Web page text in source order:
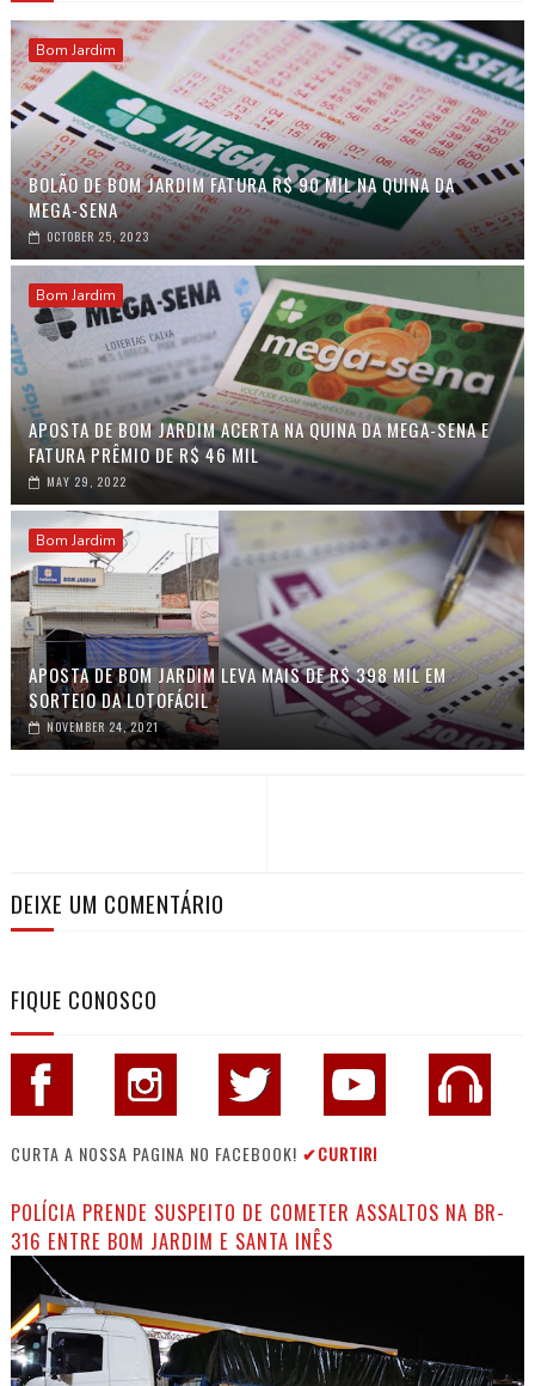
Bom Jardim
BOLÃO DE BOM JARDIM FATURA R$ 90 MIL NA QUINA DA
MEGA-SENA
OCTOBER 25, 2023
Bom Jardim
APOSTA DE BOM JARDIM ACERTA NA QUINA DA MEGA-SENA E
FATURA PRÊMIO DE R$ 46 MIL
MAY 29, 2022
Bom Jardim
APOSTA DE BOM JARDIM LEVA MAIS DE R$ 398 MIL EM
SORTEIO DA LOTOFÁCIL
NOVEMBER 24, 2021
DEIXE UM COMENTÁRIO
FIQUE CONOSCO
CURTA A NOSSA PAGINA NO FACEBOOK! ✔CURTIR!
POLÍCIA PRENDE SUSPEITO DE COMETER ASSALTOS NA BR-
316 ENTRE BOM JARDIM E SANTA INÊS